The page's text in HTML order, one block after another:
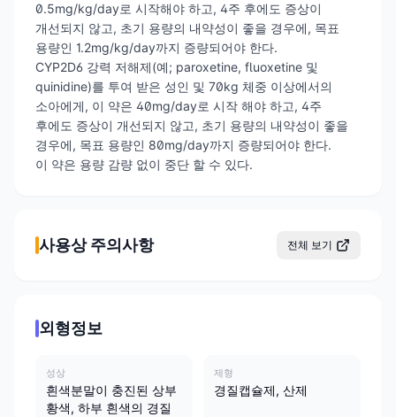
0.5mg/kg/day로 시작해야 하고, 4주 후에도 증상이
개선되지 않고, 초기 용량의 내약성이 좋을 경우에, 목표
용량인 1.2mg/kg/day까지 증량되어야 한다.
CYP2D6 강력 저해제(예; paroxetine, fluoxetine 및
quinidine)를 투여 받은 성인 및 70kg 체중 이상에서의
소아에게, 이 약은 40mg/day로 시작 해야 하고, 4주
후에도 증상이 개선되지 않고, 초기 용량의 내약성이 좋을
경우에, 목표 용량인 80mg/day까지 증량되어야 한다.
이 약은 용량 감량 없이 중단 할 수 있다.
사용상 주의사항 전체 보기
외형정보
성상
흰색분말이 충진된 상부
황색, 하부 흰색의 경질
제형
경질캡슐제, 산제